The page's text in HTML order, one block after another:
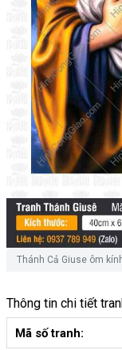
Thánh Cả Giuse ôm
Thông tin chi tiết
Mã số tranh: